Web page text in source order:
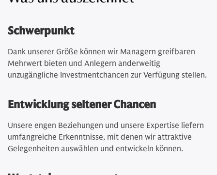
Schwerpunkt
Dank unserer Größe können wir Managern greifbaren
Mehrwert bieten und Anlegern anderweitig
unzugängliche Investmentchancen zur Verfügung stellen.
Entwicklung seltener Chancen
Unsere engen Beziehungen und unsere Expertise liefern
umfangreiche Erkenntnisse, mit denen wir attraktive
Gelegenheiten auswählen und entwickeln können.